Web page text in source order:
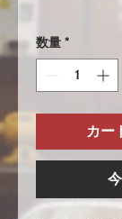
数量 *
カー